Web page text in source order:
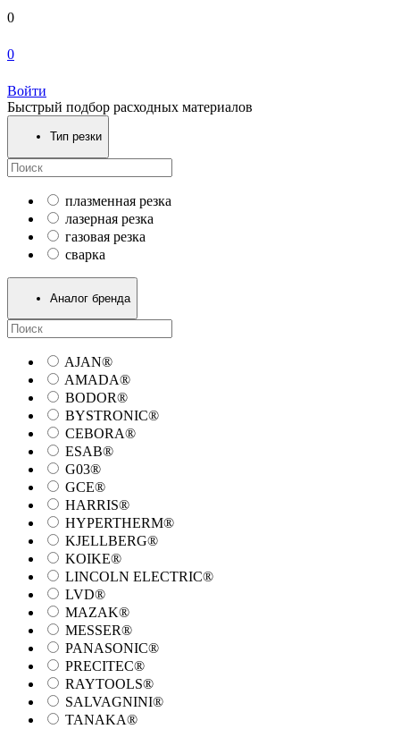
0
0
Войти
Быстрый подбор расходных материалов
Тип резки
плазменная резка
лазерная резка
газовая резка
сварка
Аналог бренда
AJAN®
AMADA®
BODOR®
BYSTRONIC®
CEBORA®
ESAB®
G03®
GCE®
HARRIS®
HYPERTHERM®
KJELLBERG®
KOIKE®
LINCOLN ELECTRIC®
LVD®
MAZAK®
MESSER®
PANASONIC®
PRECITEC®
RAYTOOLS®
SALVAGNINI®
TANAKA®